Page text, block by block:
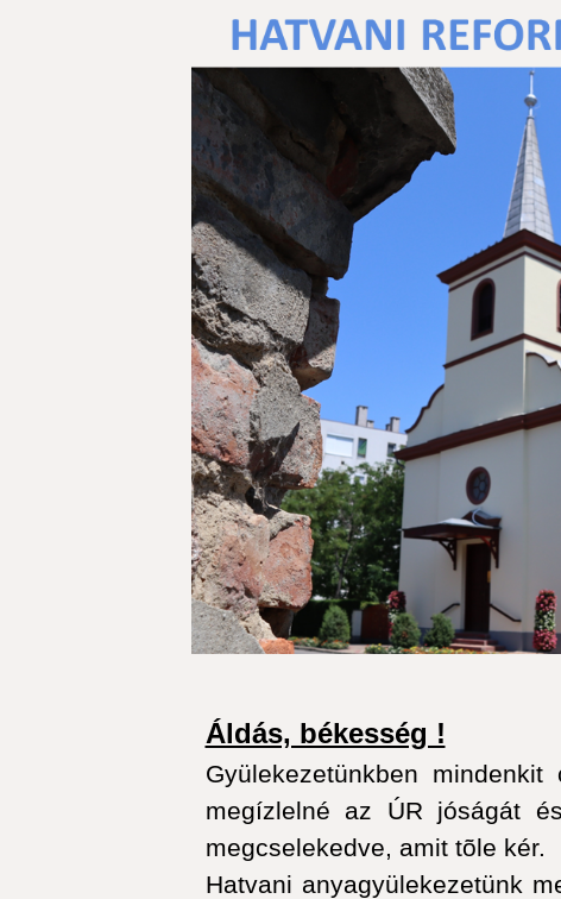
Áldás, békesség !
Gyülekezetünkben
megízlelné az ÚR jóságát
megcselekedve, amit tõle kér.
Hatvani anyagyülekezetünk